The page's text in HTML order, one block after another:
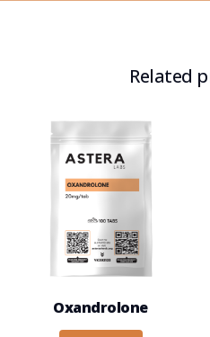
Related
Oxandrolone